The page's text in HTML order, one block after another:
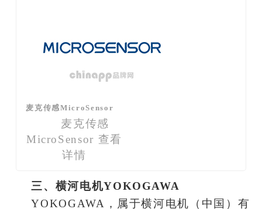
麦克传感MicroSensor
麦克传感
MicroSensor 查看
详情
三、横河电机YOKOGAWA
YOKOGAWA，属于横河电机（中国）有